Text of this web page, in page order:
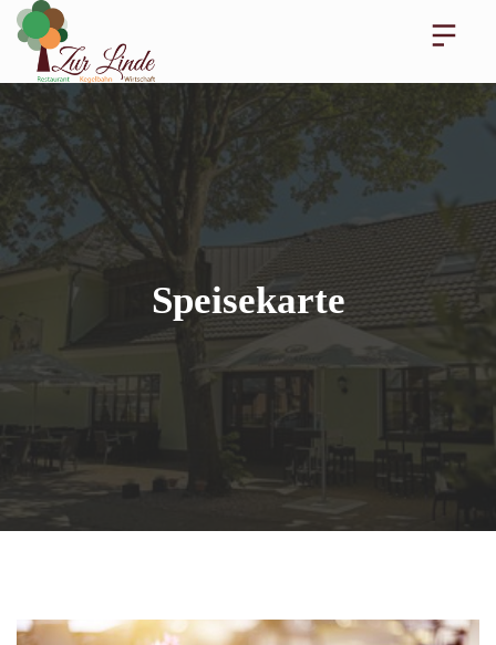
Speisekarte